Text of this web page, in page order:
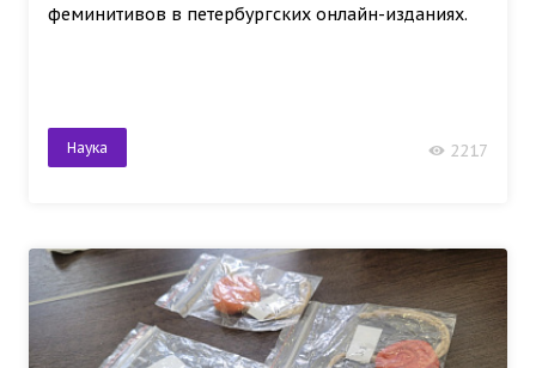
феминитивов в петербургских онлайн-изданиях.
Наука 2217